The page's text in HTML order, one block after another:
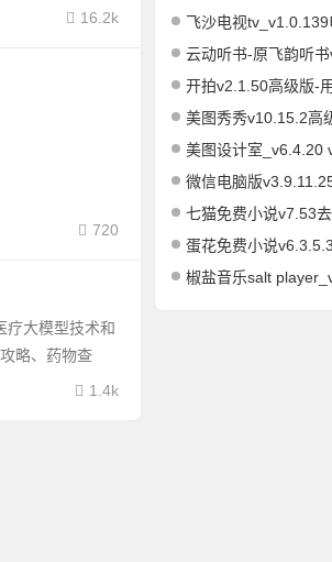
16.2k
720
疗大模型技术和
略、药物查
1.4k
飞沙电视
云动听书-原飞韵听书
开拍v2.1.50高级版-
美图秀秀v10.15.2高
美图设计室_v6.4.20
微信电脑版
七猫免费小说v7.53
蛋花免费小说v6.3.5.32会员版-
椒盐音乐salt